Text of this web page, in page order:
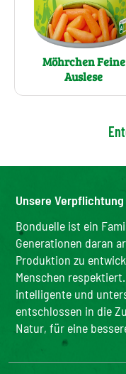
Möhrchen Feine
Auslese
Unsere Verpflichtung
Bonduelle ist ein
Generationen daran
Produktion zu
Menschen
intelligente und
entschlossen in die
Natur, für eine